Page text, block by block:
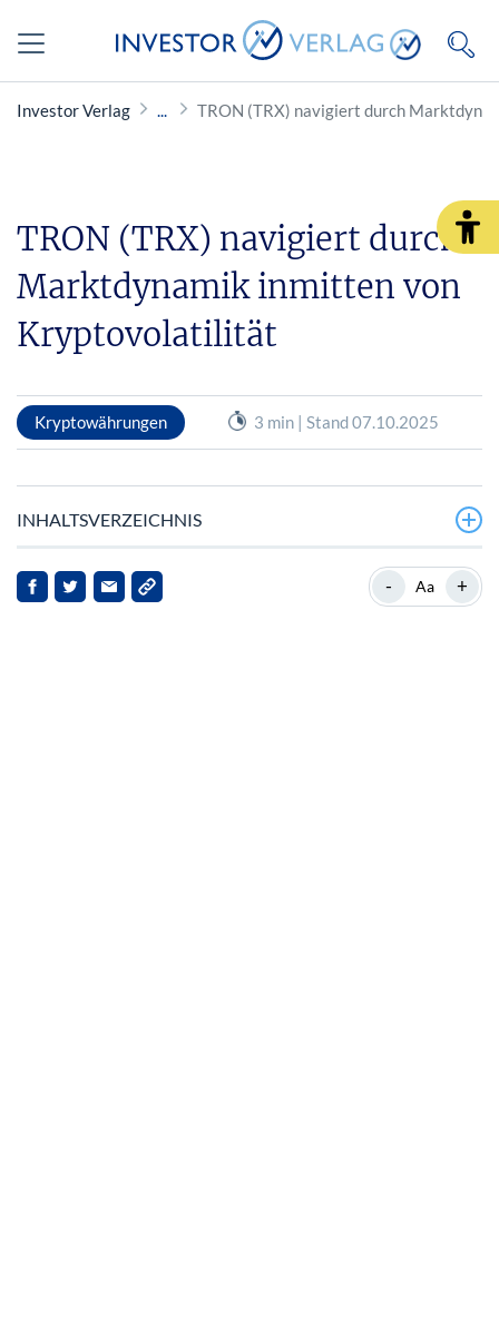
Investor Verlag TRON (TRX) navigiert durch
TRON (TRX) navigiert durch
Marktdynamik inmitten von
Kryptovolatilität
Kryptowährungen 3 min | Stand 07.10.2025
INHALTSVERZEICHNIS
TRONs aktuelle Marktposition
- Aa +